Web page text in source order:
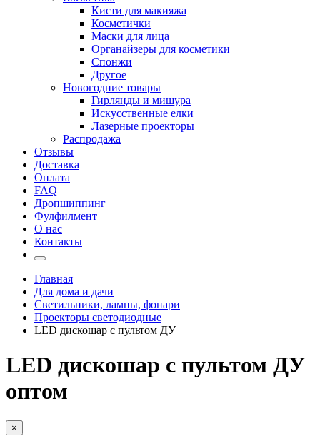
Кисти для макияжа
Косметички
Маски для лица
Органайзеры для косметики
Спонжи
Другое
Новогодние товары
Гирлянды и мишура
Искусственные елки
Лазерные проекторы
Распродажа
Отзывы
Доставка
Оплата
FAQ
Дропшиппинг
Фулфилмент
О нас
Контакты
Главная
Для дома и дачи
Светильники, лампы, фонари
Проекторы светодиодные
LED дискошар с пультом ДУ
LED дискошар с пультом ДУ
оптом
×